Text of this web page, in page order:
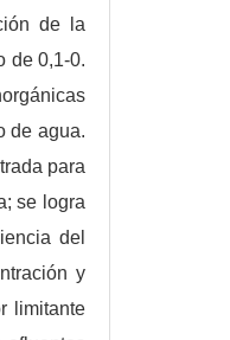
de la
de 0,1-0.
de agua.
para
se logra
del
y
limitante